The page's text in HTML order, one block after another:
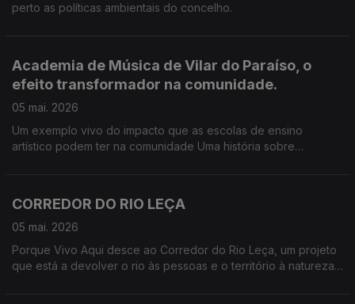
perto as políticas ambientais do concelho.
Academia de Música de Vilar do Paraíso, o
efeito transformador na comunidade.
05 mai. 2026
Um exemplo vivo do impacto que as escolas de ensino
artístico podem ter na comunidade Uma história sobre
CORREDOR DO RIO LEÇA
05 mai. 2026
Porque Vivo Aqui desce ao Corredor do Rio Leça, um projeto
que está a devolver o rio às pessoas e o território à natureza.